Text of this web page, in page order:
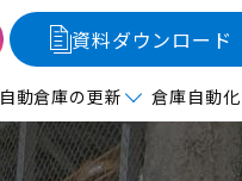
資料ダウンロード
自動倉庫の更新 倉庫自動化